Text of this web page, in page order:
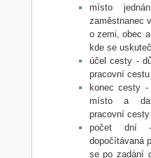
místo
zaměstnanec
o zemi, obec
kde se
účel cesty -
pracovní cestu
konec cesty -
místo a
pracovní cesty
počet dní -
dopočítávaná
se po zadání